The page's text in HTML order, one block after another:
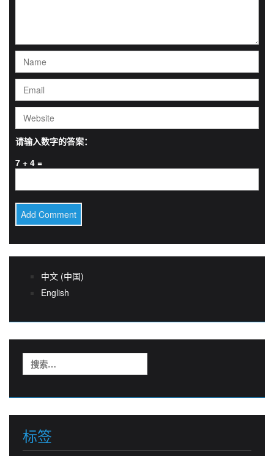
请输入数字的答案：
7 + 4 =
中文 (中国)
English
索：
标签